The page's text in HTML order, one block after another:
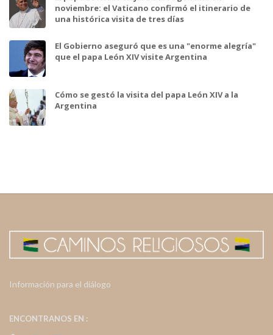
noviembre: el Vaticano confirmó el itinerario de
una histórica visita de tres días
El Gobierno aseguró que es una "enorme alegría"
que el papa León XIV visite Argentina
Cómo se gestó la visita del papa León XIV a la
Argentina
Información para el diálogo
ENCONTRANOS EN :